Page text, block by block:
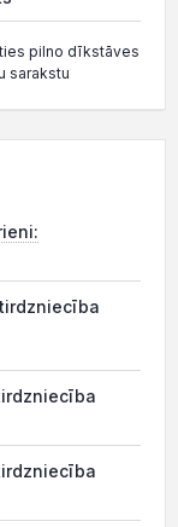
pilno dīkstāves
sarakstu